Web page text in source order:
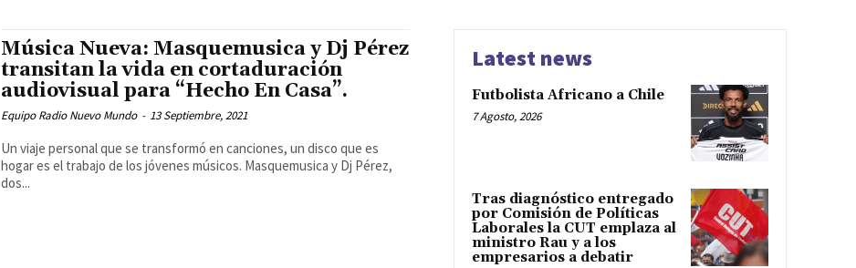
Música Nueva: Masquemusica y Dj Pérez
transitan la vida en cortaduración
audiovisual para “Hecho En Casa”.
Equipo Radio Nuevo Mundo - 13 Septiembre, 2021
Un viaje personal que se transformó en canciones, un disco que es
hogar es el trabajo de los jóvenes músicos. Masquemusica y Dj Pérez,
dos...
Latest news
Futbolista Africano a Chile
7 Agosto, 2026
Tras diagnóstico entregado
por Comisión de Políticas
Laborales la CUT emplaza al
ministro Rau y a los
empresarios a debatir